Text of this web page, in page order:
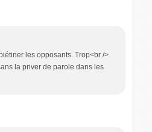
les opposants. Trop<br />
la priver de parole dans les